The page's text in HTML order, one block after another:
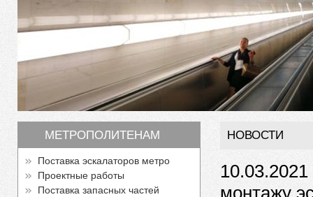
МЕТРОПОЛИТЕНАМ
Поставка эскалаторов метро
Проектные работы
Поставка запасных частей
НОВОСТИ
монтажу